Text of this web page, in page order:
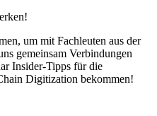
um mit Fachleuten aus der
gemeinsam Verbindungen
Insider-Tipps für die
Digitization bekommen!